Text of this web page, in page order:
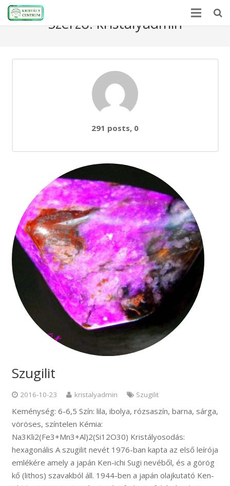
Webshop
EN
Szerző:kristalyadmin
291 posts, 0hozzászólás
Szugilit
2016-10-23 kristalyadmin Szugilit
Keménység: 6-6,5 Szín: lila, ibolya, rózsaszín, barna, sárga,
vöröses, színtelen Kémia:
Na3Kli2(Fe3+Mn3+Al)2(Si12O30) Kristályosodás:
hexagonális A szugilit nevét 1976-ban kapta az első leírója
emlékére amely a japán Ken-ichi Sugi nevéből, és a görög
kő (lithos) szavakból áll. 1944-ben a japán olajkutató Ken-